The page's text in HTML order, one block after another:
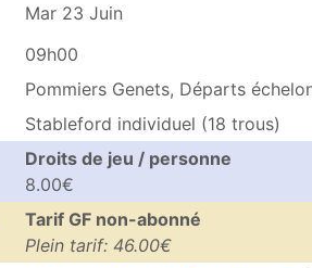
Mar 23 Juin
09h00
Pommiers Genets, Départs
Stableford individuel (18 trous)
Droits de jeu / personne
8.00€
Tarif GF non-abonné
Plein tarif: 46.00€